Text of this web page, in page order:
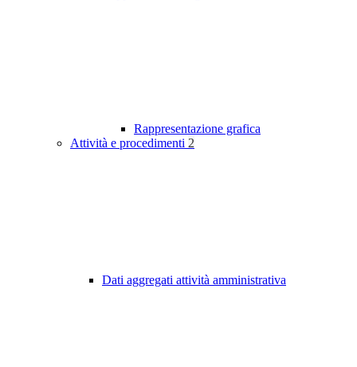
Rappresentazione grafica
Attività e procedimenti 2
Dati aggregati attività amministrativa